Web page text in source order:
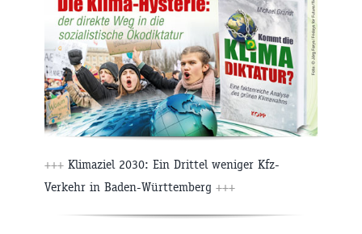
+++ Klimaziel 2030: Ein Drittel weniger Kfz-
Verkehr in Baden-Württemberg +++